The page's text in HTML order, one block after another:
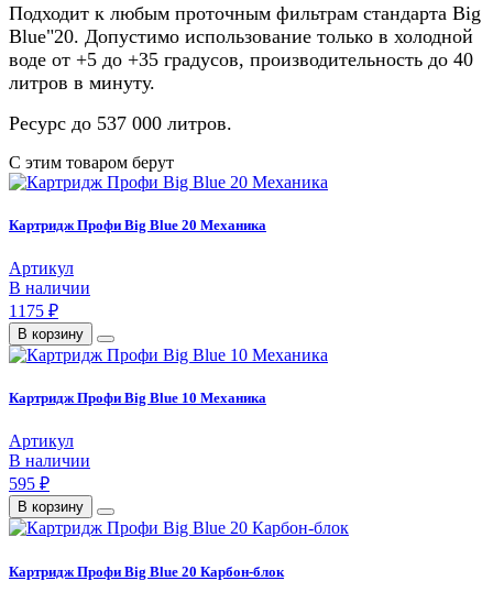
Подходит к любым проточным фильтрам стандарта Big
Blue"20. Допустимо использование только в холодной
воде от +5 до +35 градусов, производительность до 40
литров в минуту.
Ресурс до 537 000 литров.
С этим товаром берут
Картридж Профи Big Blue 20 Механика
Артикул
В наличии
1175 ₽
В корзину
Картридж Профи Big Blue 10 Механика
Артикул
В наличии
595 ₽
В корзину
Картридж Профи Big Blue 20 Карбон-блок